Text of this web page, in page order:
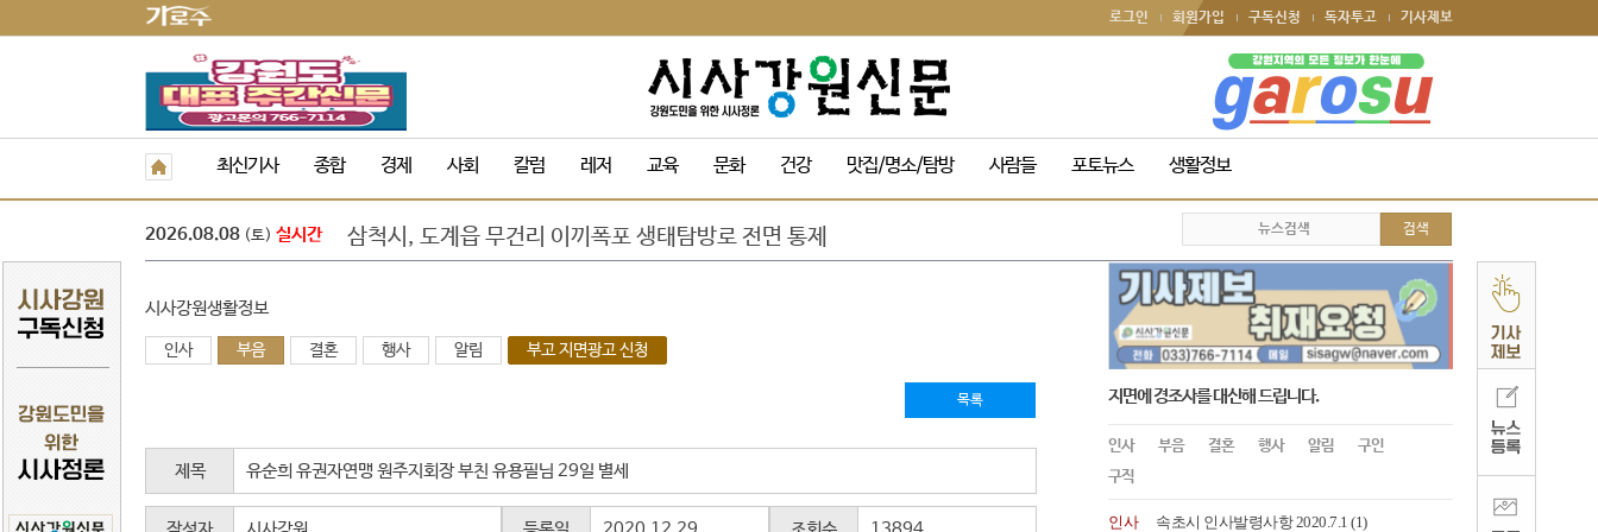
로그인 회원가입 구독신청 독자투고 기사제보
최신기사 종합 경제 사회 칼럼 레저 교육 문화 건강 맛집/명소/탐방 사람들 포토뉴스 생활정보
2026.08.08 (토) 실시간
정선군, 아우라지 뗏목 및 막걸리 축제
삼척시, 도계읍 무건리 이끼폭포 생태탐방로 전면 통제
강은선, 장분남, 최원규 '3인 전시회'
민선 9기 횡성군수직 인수위, 활동백서 발간…‘관광 500만 시대’ 청사진 담아
폭염 속 야외 주차 차량 내부 온도 85.5℃까지 치솟아
속초 해수욕장, 강원 동해안 방문객 감소 속 ‘역주행’ 인기
시사강원생활정보
인사 부음 결혼 행사 알림 부고 지면광고 신청
목록
제목 유순희 유권자연맹 원주지회장 부친 유용필님 29일 별세
지면에 경조사를 대신해 드립니다.
인사 부음 결혼 행사 알림
구인
구직
인사 속초시 인사발령사항 2020.7.1 (1)